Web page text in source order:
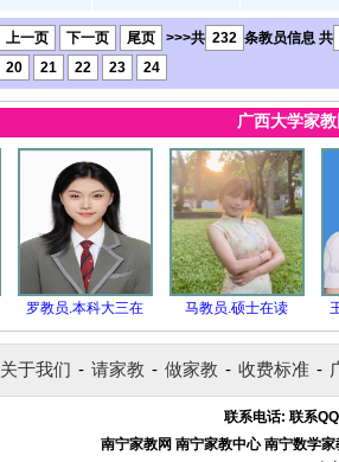
上一页 下一页 尾页 >>>共 232 条教员信息 共
20 21 22 23 24
广西大学家
罗教员.本科大三在 马教员.硕士在读
关于我们 - 请家教 - 做家教 - 收费标准 -
联系电话: 联系
南宁家教网 南宁家教中心 南宁数学家